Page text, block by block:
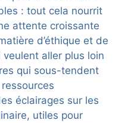
: tout cela nourrit
attente croissante
d’éthique et de
aller plus loin
qui sous-tendent
éclairages sur les
utiles pour